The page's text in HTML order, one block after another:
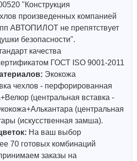
"Конструкция
произведенных компанией
АВТОПИЛОТ не препятствует
безопасности".
качества
ГОСТ ISO 9001-2011
Экокожа
чехлов - перфорированная
(центральная вставка -
(центральная
(искусственная замша).
На ваш выбор
70 готовых комбинаций
заказы на